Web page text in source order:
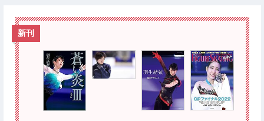
新刊